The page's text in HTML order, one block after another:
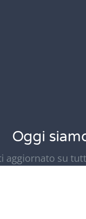
Oggi
aggiornato su